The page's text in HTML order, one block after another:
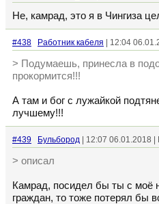
Не, камрад, это я в Чингиза
#438 Работник кабеля | 12:04
> Подумаешь, принесла в
прокормится!!!
А там и бог с лужайкой
лучшему!!!
#439 Бульбород | 12:07 06.01.2018 |
> описал
Камрад, посидел бы ты с моё
граждан, то тоже потерял бы